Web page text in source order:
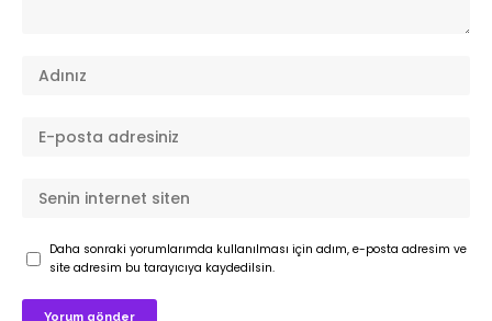
Daha sonraki yorumlarımda kullanılması için adım, e-posta adresim ve
site adresim bu tarayıcıya kaydedilsin.